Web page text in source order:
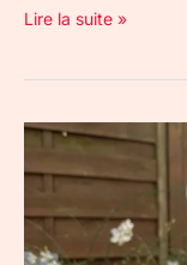
Lire la suite »
Nuki
Smart
Go
promo